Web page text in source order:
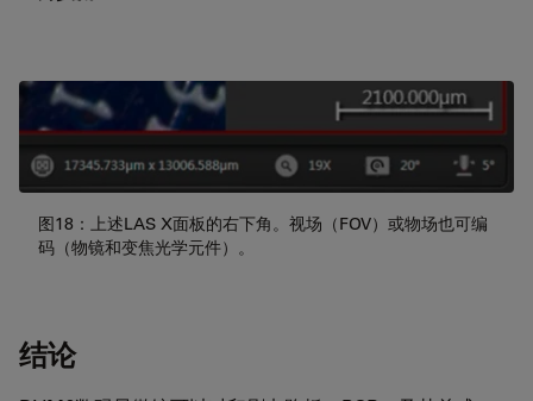
图18：上述LAS X面板的右下角。视场（FOV）或物场也可编
码（物镜和变焦光学元件）。
结论